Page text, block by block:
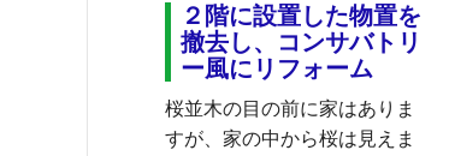
２階に設置した物置を
撤去し、コンサバトリ
ー風にリフォーム
桜並木の目の前に家はありま
すが、家の中から桜は見えま